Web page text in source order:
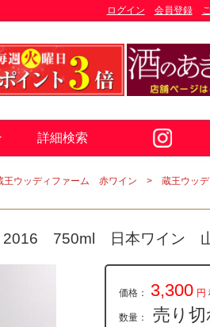
ログイン 会員登録
詳細検索
王ウッディファーム 赤ワイン
蔵王ウッ
2016 750ml 日本ワイン
価格： 3,300 円
数量： 売り切